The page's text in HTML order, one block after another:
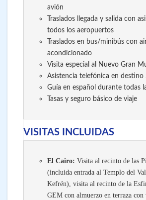
avión
Traslados llegada y salida con
todos los aeropuertos
Traslados en bus/minibús con
acondicionado
Visita especial al Nuevo Gran
Asistencia telefónica en destino
Guía en español durante todas
Tasas y seguro básico de viaje
VISITAS INCLUIDAS
El Cairo: Visita al recinto de las
(incluida entrada al Templo del
Kefrén), visita al recinto de la
GEM con almuerzo en terraza con